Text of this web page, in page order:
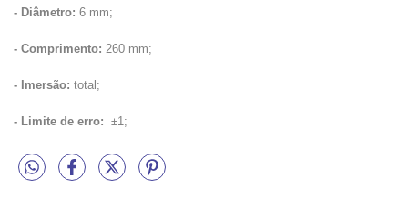
- Diâmetro: 6 mm;
- Comprimento: 260 mm;
- Imersão: total;
- Limite de erro: ±1;